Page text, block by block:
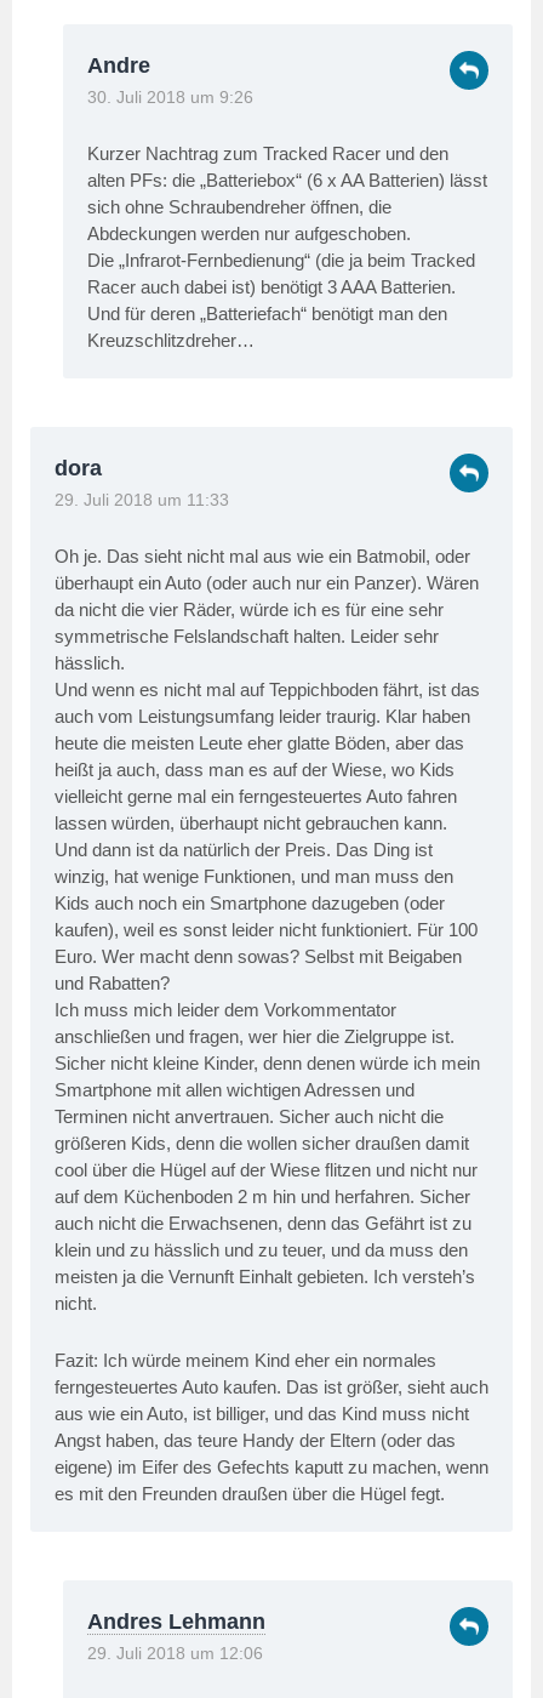
Andre
30. Juli 2018 um 9:26
Kurzer Nachtrag zum Tracked Racer und den
alten PFs: die „Batteriebox“ (6 x AA Batterien) lässt
sich ohne Schraubendreher öffnen, die
Abdeckungen werden nur aufgeschoben.
Die „Infrarot-Fernbedienung“ (die ja beim Tracked
Racer auch dabei ist) benötigt 3 AAA Batterien.
Und für deren „Batteriefach“ benötigt man den
Kreuzschlitzdreher…
dora
29. Juli 2018 um 11:33
Oh je. Das sieht nicht mal aus wie ein Batmobil, oder
überhaupt ein Auto (oder auch nur ein Panzer). Wären
da nicht die vier Räder, würde ich es für eine sehr
symmetrische Felslandschaft halten. Leider sehr
hässlich.
Und wenn es nicht mal auf Teppichboden fährt, ist das
auch vom Leistungsumfang leider traurig. Klar haben
heute die meisten Leute eher glatte Böden, aber das
heißt ja auch, dass man es auf der Wiese, wo Kids
vielleicht gerne mal ein ferngesteuertes Auto fahren
lassen würden, überhaupt nicht gebrauchen kann.
Und dann ist da natürlich der Preis. Das Ding ist
winzig, hat wenige Funktionen, und man muss den
Kids auch noch ein Smartphone dazugeben (oder
kaufen), weil es sonst leider nicht funktioniert. Für 100
Euro. Wer macht denn sowas? Selbst mit Beigaben
und Rabatten?
Ich muss mich leider dem Vorkommentator
anschließen und fragen, wer hier die Zielgruppe ist.
Sicher nicht kleine Kinder, denn denen würde ich mein
Smartphone mit allen wichtigen Adressen und
Terminen nicht anvertrauen. Sicher auch nicht die
größeren Kids, denn die wollen sicher draußen damit
cool über die Hügel auf der Wiese flitzen und nicht nur
auf dem Küchenboden 2 m hin und herfahren. Sicher
auch nicht die Erwachsenen, denn das Gefährt ist zu
klein und zu hässlich und zu teuer, und da muss den
meisten ja die Vernunft Einhalt gebieten. Ich versteh’s
nicht.
Fazit: Ich würde meinem Kind eher ein normales
ferngesteuertes Auto kaufen. Das ist größer, sieht auch
aus wie ein Auto, ist billiger, und das Kind muss nicht
Angst haben, das teure Handy der Eltern (oder das
eigene) im Eifer des Gefechts kaputt zu machen, wenn
es mit den Freunden draußen über die Hügel fegt.
Andres Lehmann
29. Juli 2018 um 12:06